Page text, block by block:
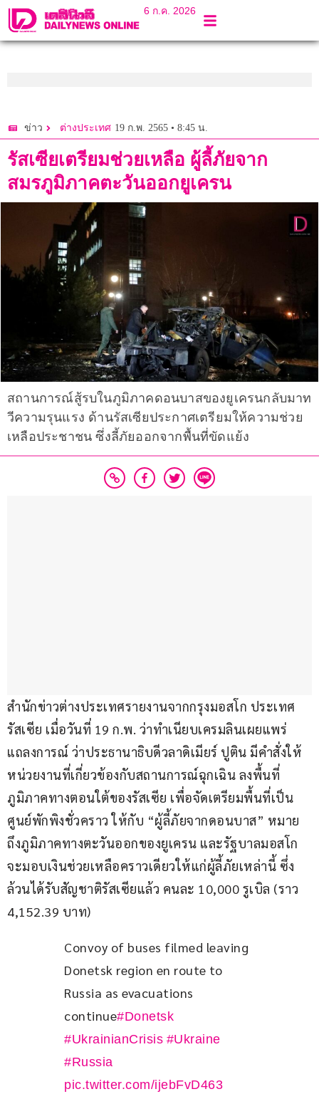
6 ก.ค. 2026
ข่าว ต่างประเทศ 19 ก.พ. 2565 • 8:45 น.
รัสเซียเตรียมช่วยเหลือ ผู้ลี้ภัยจาก
สมรภูมิภาคตะวันออกยูเครน
สถานการณ์สู้รบในภูมิภาคดอนบาสของยูเครนกลับมาท
วีความรุนแรง ด้านรัสเซียประกาศเตรียมให้ความช่วย
เหลือประชาชน ซึ่งลี้ภัยออกจากพื้นที่ขัดแย้ง
สำนักข่าวต่างประเทศรายงานจากกรุงมอสโก ประเทศ
รัสเซีย เมื่อวันที่ 19 ก.พ. ว่าทำเนียบเครมลินเผยแพร่
แถลงการณ์ ว่าประธานาธิบดีวลาดิเมียร์ ปูติน มีคำสั่งให้
หน่วยงานที่เกี่ยวข้องกับสถานการณ์ฉุกเฉิน ลงพื้นที่
ภูมิภาคทางตอนใต้ของรัสเซีย เพื่อจัดเตรียมพื้นที่เป็น
ศูนย์พักพิงชั่วคราว ให้กับ “ผู้ลี้ภัยจากดอนบาส” หมาย
ถึงภูมิภาคทางตะวันออกของยูเครน และรัฐบาลมอสโก
จะมอบเงินช่วยเหลือคราวเดียวให้แก่ผู้ลี้ภัยเหล่านี้ ซึ่ง
ล้วนได้รับสัญชาติรัสเซียแล้ว คนละ 10,000 รูเบิล (ราว
4,152.39 บาท)
Convoy of buses filmed leaving
Donetsk region en route to
Russia as evacuations
continue#Donetsk
#UkrainianCrisis #Ukraine
#Russia
pic.twitter.com/ijebFvD463